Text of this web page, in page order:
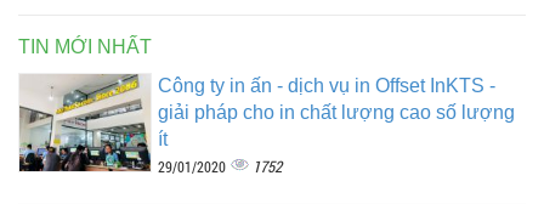
TIN MỚI NHẤT
Công ty in ấn - dịch vụ in Offset InKTS -
giải pháp cho in chất lượng cao số lượng
ít
29/01/2020 1752